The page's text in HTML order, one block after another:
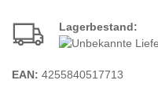
Lagerbestand:
EAN: 4255840517713